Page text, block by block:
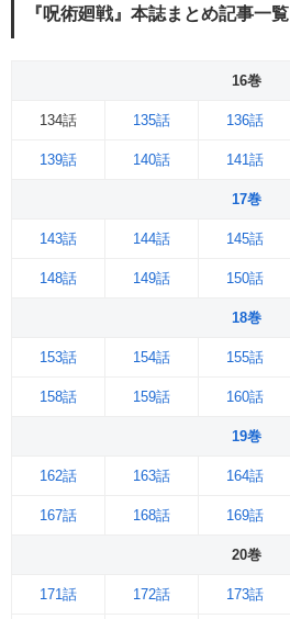
『呪術廻戦』本誌まとめ記事一覧
16巻
134話 135話 136話
139話 140話 141話
17巻
143話 144話 145話
148話 149話 150話
18巻
153話 154話 155話
158話 159話 160話
19巻
162話 163話 164話
167話 168話 169話
20巻
171話 172話 173話